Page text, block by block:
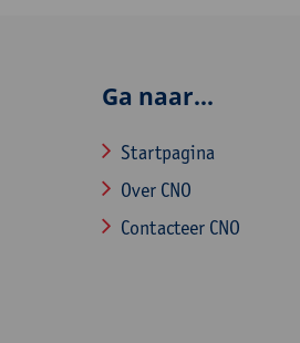
Ga naar...
Startpagina
Over CNO
Contacteer CNO